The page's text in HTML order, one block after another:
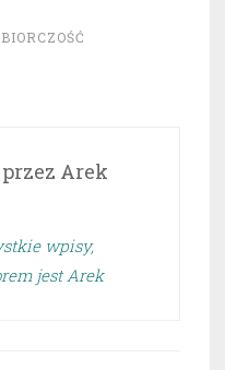
Arek
wpisy,
jest Arek